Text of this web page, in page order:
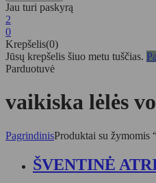
Jau turi paskyrą
2
0
Krepšelis(0)
Jūsų krepšelis šiuo metu tuščias.
Parduotuvė
vaikiska lėlės
PagrindinisProduktai su žymomis
ŠVENTINĖ